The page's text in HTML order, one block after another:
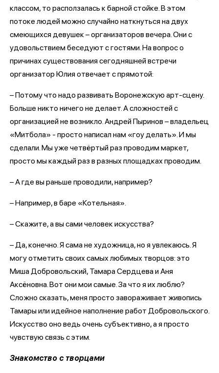
классом, то расползалась к барной стойке. В этом
потоке людей можно случайно наткнуться на двух
смеющихся девушек – организаторов вечера. Они с
удовольствием беседуют с гостями. На вопрос о
причинах существования сегодняшней встречи
организатор Юлия отвечает с прямотой:
– Потому что надо развивать Воронежскую арт-сцену.
Больше никто ничего не делает. А сложностей с
организацией не возникло. Андрей Пыринов – владельец
«Митбола» - просто написал нам «гоу делать». И мы
сделали. Мы уже четвёртый раз проводим маркет,
просто мы каждый раз в разных площадках проводим.
– А где вы раньше проводили, например?
– Например, в баре «Котельная».
– Скажите, а вы сами человек искусства?
– Да, конечно. Я сама не художница, но я увлекаюсь. Я
могу отметить своих самых любимых творцов: это
Миша Добровольский, Тамара Сердцева и Аня
Аксёновна. Вот они мои самые. За что я их люблю?
Сложно сказать, меня просто завораживает живопись
Тамары или идейное наполнение работ Добровольского.
Искусство оно ведь очень субъективно, а я просто
чувствую связь с этим.
Знакомство с творцами